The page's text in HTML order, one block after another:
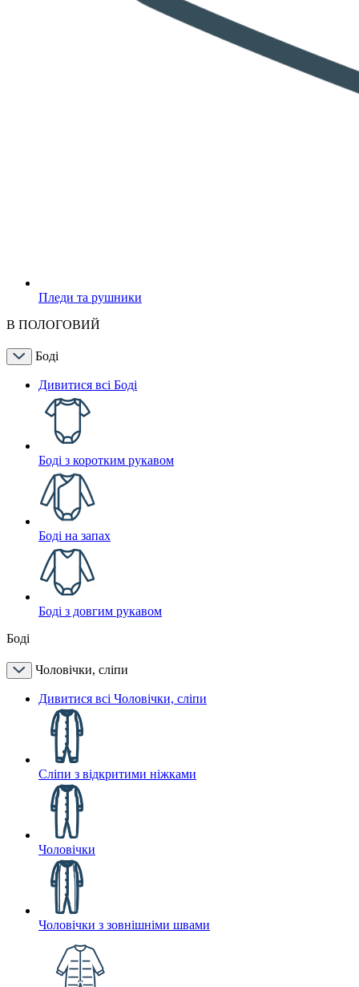
Пледи та рушники
В ПОЛОГОВИЙ
Боді
Дивитися всі Боді
Боді з коротким рукавом
Боді на запах
Боді з довгим рукавом
Боді
Чоловічки, сліпи
Дивитися всі Чоловічки, сліпи
Сліпи з відкритими ніжками
Чоловічки
Чоловічки з зовнішніми швами